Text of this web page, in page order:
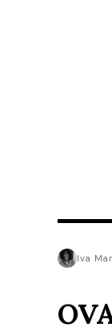
Iva